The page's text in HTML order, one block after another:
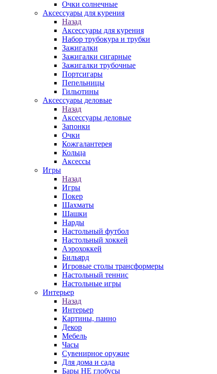
Очки солнечные
Аксессуары для курения
Назад
Аксессуары для курения
Набор трубокура и трубки
Зажигалки
Зажигалки сигарные
Зажигалки трубочные
Портсигары
Пепельницы
Гильотины
Аксессуары деловые
Назад
Аксессуары деловые
Запонки
Очки
Кожгалантерея
Кольца
Аксессы
Игры
Назад
Игры
Покер
Шахматы
Шашки
Нарды
Настольный футбол
Настольный хоккей
Аэрохоккей
Бильярд
Игровые столы трансформеры
Настольный теннис
Настольные игры
Интерьер
Назад
Интерьер
Картины, панно
Декор
Мебель
Часы
Сувенирное оружие
Для дома и сада
Бары НЕ глобусы